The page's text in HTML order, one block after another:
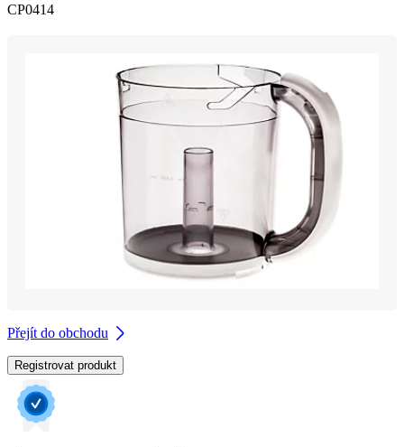
CP0414
Přejít do obchodu
Registrovat produkt